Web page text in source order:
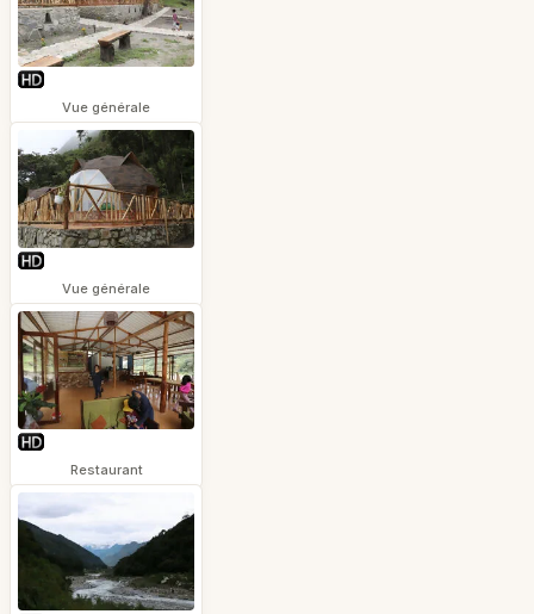
Vue générale
Vue générale
Restaurant